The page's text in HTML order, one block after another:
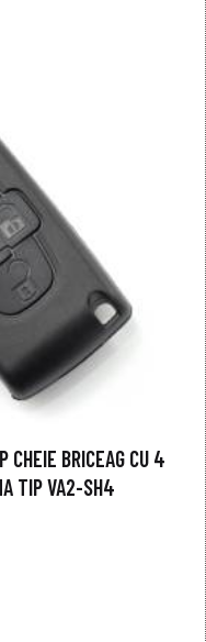
CHEIE BRICEAG CU 4
TIP VA2-SH4